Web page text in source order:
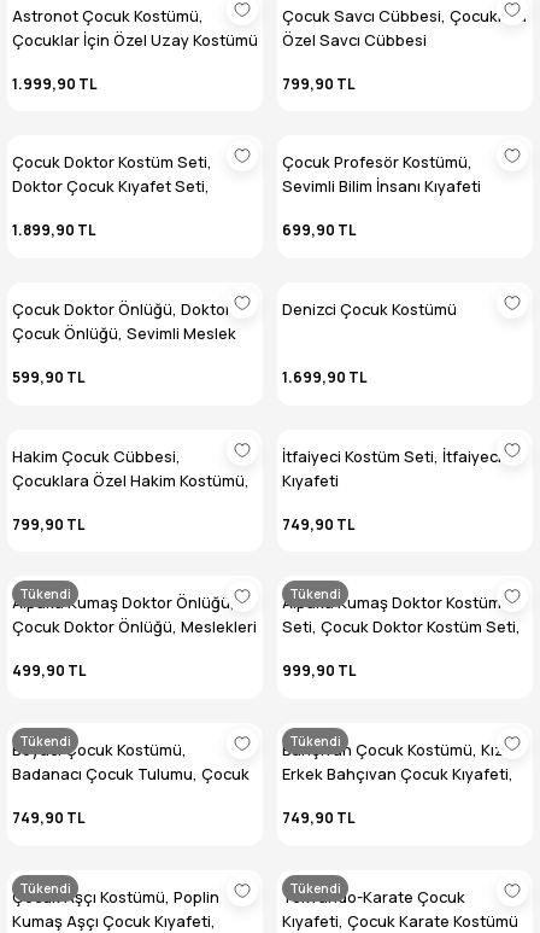
Astronot Çocuk Kostümü,
Çocuklar İçin Özel Uzay Kostümü
1.999,90 TL
Çocuk Savcı Cübbesi, Çocuklara
Özel Savcı Cübbesi
799,90 TL
Çocuk Doktor Kostüm Seti,
Doktor Çocuk Kıyafet Seti,
1.899,90 TL
Çocuk Profesör Kostümü,
Sevimli Bilim İnsanı Kıyafeti
699,90 TL
Çocuk Doktor Önlüğü, Doktor
Çocuk Önlüğü, Sevimli Meslek
599,90 TL
Denizci Çocuk Kostümü
1.699,90 TL
Hakim Çocuk Cübbesi,
Çocuklara Özel Hakim Kostümü,
799,90 TL
İtfaiyeci Kostüm Seti, İtfaiyeci
Kıyafeti
749,90 TL
Tükendi
Alpaka Kumaş Doktor Önlüğü,
Çocuk Doktor Önlüğü, Meslekleri
499,90 TL
Tükendi
Alpaka Kumaş Doktor Kostüm
Seti, Çocuk Doktor Kostüm Seti,
999,90 TL
Tükendi
Boyacı Çocuk Kostümü,
Badanacı Çocuk Tulumu, Çocuk
749,90 TL
Tükendi
Bahçıvan Çocuk Kostümü, Kız-
Erkek Bahçıvan Çocuk Kıyafeti,
749,90 TL
Tükendi
Çocuk Aşçı Kostümü, Poplin
Kumaş Aşçı Çocuk Kıyafeti,
Tükendi
Tekvando-Karate Çocuk
Kıyafeti, Çocuk Karate Kostümü